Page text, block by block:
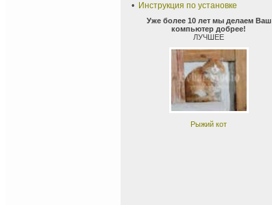
• Инструкция по установке
Уже более 10 лет мы делаем Ваш
компьютер добрее!
ЛУЧШЕЕ
Рыжий кот